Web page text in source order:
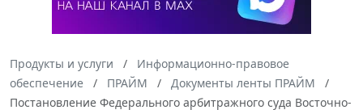
Продукты и услуги
Информационно-правовое
обеспечение
ПРАЙМ
Документы ленты ПРАЙМ
Постановление Федерального арбитражного суда Восточно-